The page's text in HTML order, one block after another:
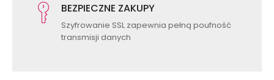
BEZPIECZNE ZAKUPY
Szyfrowanie SSL zapewnia pełną poufność
transmisji danych